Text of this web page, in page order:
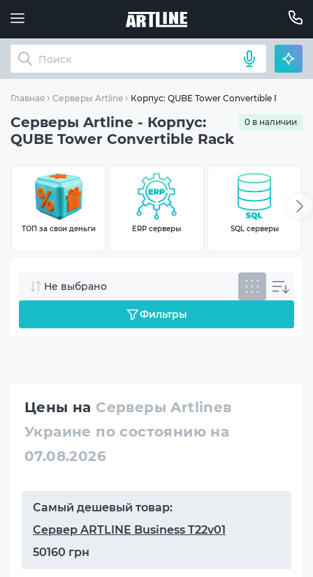
Главная Серверы Artline Корпус: QUBE Tower Convertible Rack
Серверы Artline - Корпус:
QUBE Tower Convertible Rack
0 в наличии
ТОП за свои деньги ERP серверы SQL серверы
Не выбрано
Фильтры
Цены на Серверы Artlineв
Украине по состоянию на
07.08.2026
Самый дешевый товар:
Сервер ARTLINE Business T22v01
50160 грн